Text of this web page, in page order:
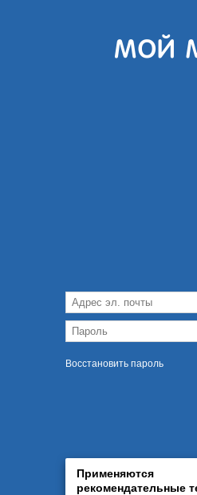
Восстановить пароль
Применяются
рекомендательные